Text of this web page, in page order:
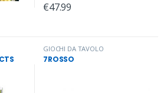
€47.99
GIOCHI DA TAVOLO
7ROSSO